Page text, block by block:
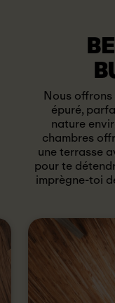
Nous
épuré,
nature
chambres
une terrasse
pour te
imprègne-toi